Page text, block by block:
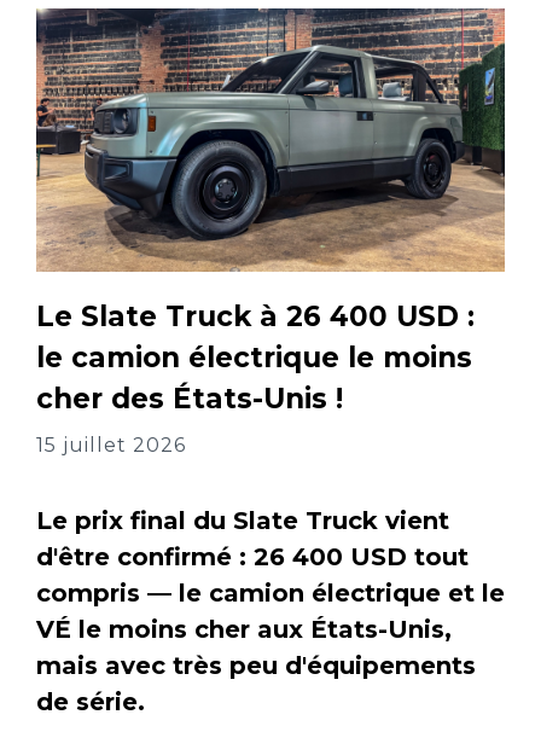
Le Slate Truck à 26 400 USD :
le camion électrique le moins
cher des États-Unis !
15 juillet 2026
Le prix final du Slate Truck vient
d'être confirmé : 26 400 USD tout
compris — le camion électrique et le
VÉ le moins cher aux États-Unis,
mais avec très peu d'équipements
de série.